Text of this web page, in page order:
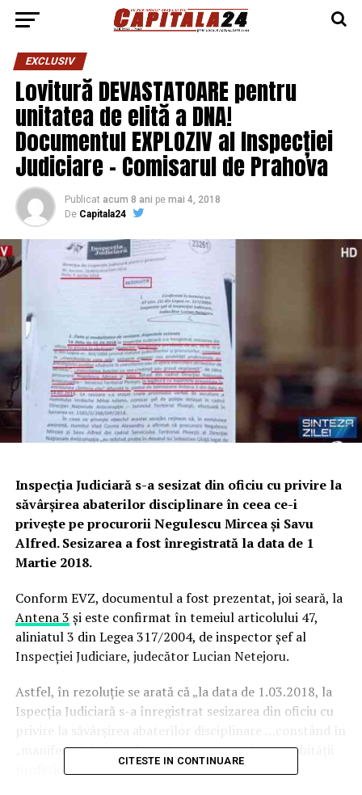
EXCLUSIV
Lovitură DEVASTATOARE pentru
unitatea de elită a DNA!
Documentul EXPLOZIV al Inspecției
Judiciare – Comisarul de Prahova
Publicat acum 8 ani pe mai 4, 2018
De Capitala24
Inspecția Judiciară s-a sesizat din oficiu cu privire la
săvârșirea abaterilor disciplinare în ceea ce-i
privește pe procurorii Negulescu Mircea și Savu
Alfred. Sesizarea a fost înregistrată la data de 1
Martie 2018.
Conform EVZ, documentul a fost prezentat, joi seară, la
Antena 3 și este confirmat în temeiul articolului 47,
aliniatul 3 din Legea 317/2004, de inspector șef al
Inspecției Judiciare, judecător Lucian Netejoru.
Astfel, în rezoluție se arată că „la data de 1.03.2018, la
Ispecția Judiciară s-a înregistrat sesizarea din oficiu cu
privire la săvârșirea abaterilor disciplinare …constând în
„maniferstări care aduc atingere onaorei sau probității
profesionale ori prestigiul justiției săvârșite în
CITESTE IN CONTINUARE